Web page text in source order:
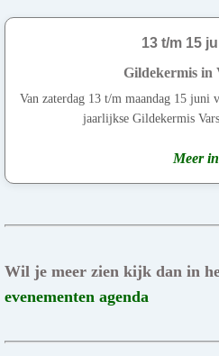
13 t/m 15
Gildekermis in
Van zaterdag 13 t/m maandag 15 juni
jaarlijkse Gildekermis
Meer
Wil je meer zien kijk dan in
evenementen agenda